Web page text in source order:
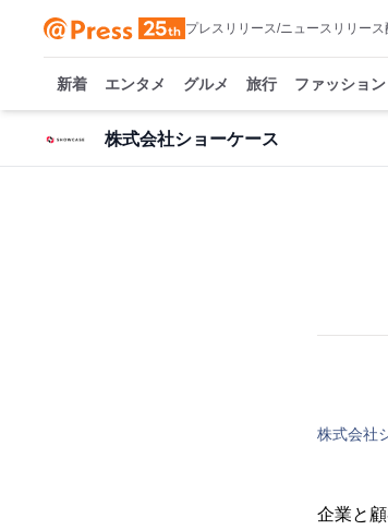
プレスリリース/ニュースリリー
新着 エンタメ グルメ 旅行 ファッショ
株式会社ショーケース
株式会社
企業と